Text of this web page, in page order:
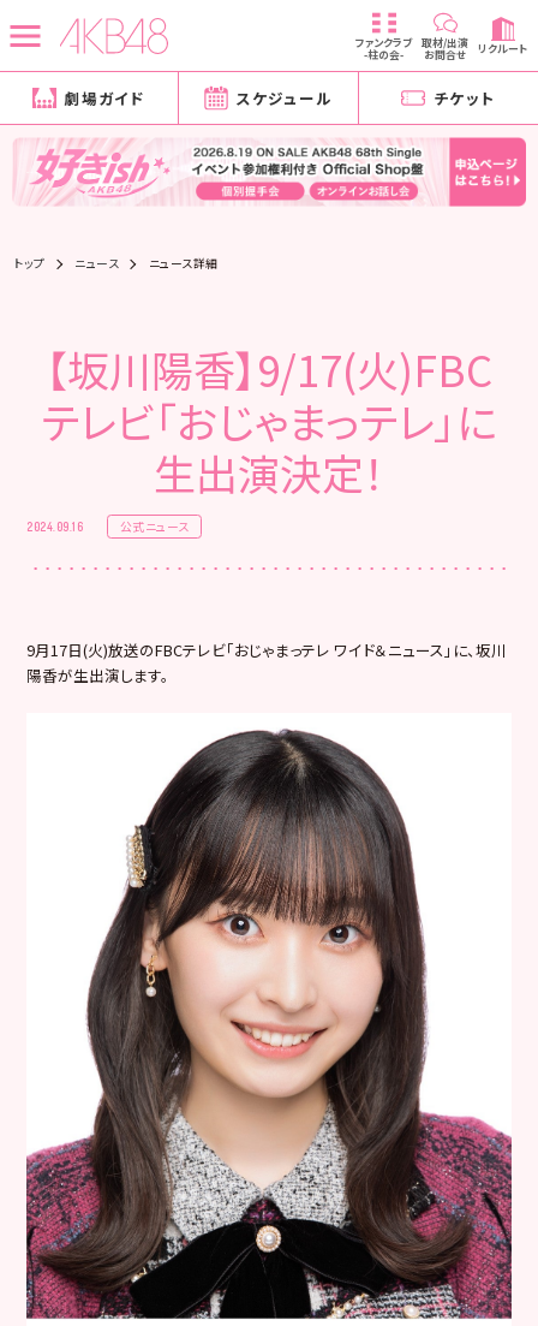
ファンクラブ
-柱の会-
取材/出演
お問合せ リクルート
劇場ガイド スケジュール チケット
トップ ニュース ニュース詳細
【坂川陽香】9/17(火)FBC
テレビ「おじゃまっテレ」に
生出演決定！
2024.09.16 公式ニュース
9月17日(火)放送のFBCテレビ「おじゃまっテレ ワイド＆ニュース 」に、坂川
陽香が生出演します。